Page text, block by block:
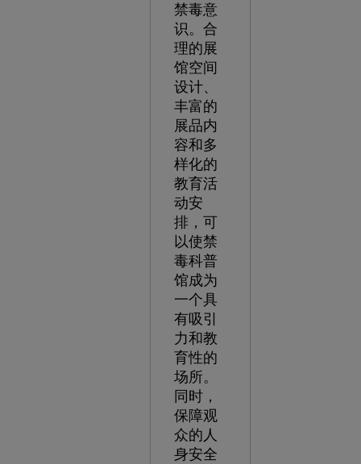
禁毒意
识。合
理的展
馆空间
设计、
丰富的
展品内
容和多
样化的
教育活
动安
排，可
以使禁
毒科普
馆成为
一个具
有吸引
力和教
育性的
场所。
同时，
保障观
众的人
身安全